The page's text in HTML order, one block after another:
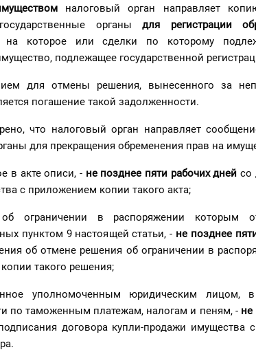
налоговый орган направляет
органыдля регистрации
которое или сделки по которому
подлежащее государственной
для отмены решения, вынесенного за
погашение такой задолженности.
что налоговый орган направляет
для прекращения обременения прав на
в акте описи, - не позднее пяти рабочих дней со
с приложением копии такого акта;
ограничении в распоряжении которым
пунктом 9 настоящей статьи, - не позднее
об отмене решения об ограничении в
такого решения;
уполномоченным юридическим лицом,
по таможенным платежам, налогам и пеням, - не
договора купли-продажи имущества